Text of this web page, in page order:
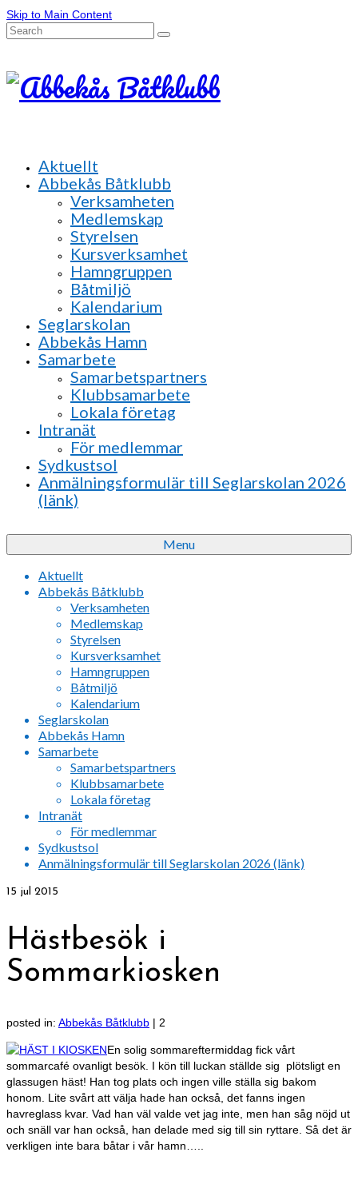
Skip to Main Content
Search
Aktuellt
Abbekås Båtklubb
Verksamheten
Medlemskap
Styrelsen
Kursverksamhet
Hamngruppen
Båtmiljö
Kalendarium
Seglarskolan
Abbekås Hamn
Samarbete
Samarbetspartners
Klubbsamarbete
Lokala företag
Intranät
För medlemmar
Sydkustsol
Anmälningsformulär till Seglarskolan 2026
(länk)
Menu
Aktuellt
Abbekås Båtklubb
Verksamheten
Medlemskap
Styrelsen
Kursverksamhet
Hamngruppen
Båtmiljö
Kalendarium
Seglarskolan
Abbekås Hamn
Samarbete
Samarbetspartners
Klubbsamarbete
Lokala företag
Intranät
För medlemmar
Sydkustsol
Anmälningsformulär till Seglarskolan 2026 (länk)
15 jul 2015
Hästbesök i
Sommarkiosken
posted in: Abbekås Båtklubb | 2
En solig sommareftermiddag fick vårt
sommarcafé ovanligt besök. I kön till luckan ställde sig plötsligt en
glassugen häst! Han tog plats och ingen ville ställa sig bakom
honom. Lite svårt att välja hade han också, det fanns ingen
havreglass kvar. Vad han väl valde vet jag inte, men han såg nöjd ut
och snäll var han också, han delade med sig till sin ryttare. Så det är
verkligen inte bara båtar i vår hamn…..